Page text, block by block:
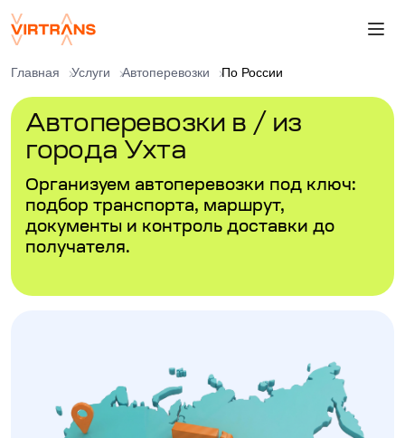
Главная Услуги Автоперевозки По России
Автоперевозки в / из
города Ухта
Организуем автоперевозки под ключ:
подбор транспорта, маршрут,
документы и контроль доставки до
получателя.